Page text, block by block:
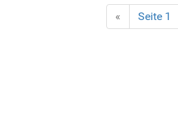
« Seite 1